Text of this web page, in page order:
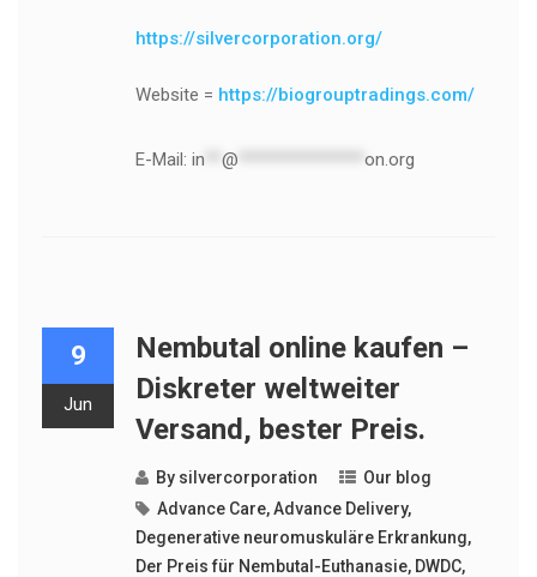
https://silvercorporation.org/
Website = https://biogrouptradings.com/
E-Mail: in @ on.org
9
Jun
Nembutal online kaufen –
Diskreter weltweiter
Versand, bester Preis.
By silvercorporation
Our blog
Advance Care,Advance Delivery,
Degenerative neuromuskuläre Erkrankung,
Der Preis für Nembutal-Euthanasie, DWDC,